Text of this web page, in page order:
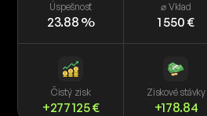
Úspešnosť
23.88 %
⌀ Vklad
1 550 €
Čistý zisk
+277 125 €
Ziskové stávky
+178.84